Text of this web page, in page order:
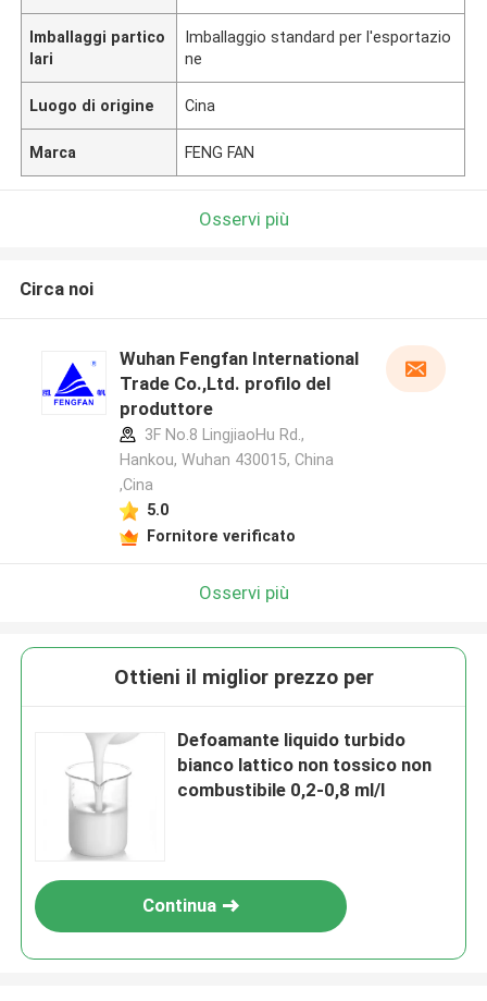
Imballaggi partico
lari
Imballaggio standard per l'esportazio
ne
Luogo di origine Cina
Marca FENG FAN
Osservi più
Circa noi
Wuhan Fengfan International
Trade Co.,Ltd. profilo del
produttore
3F No.8 LingjiaoHu Rd.,
Hankou, Wuhan 430015, China
,Cina
5.0
Fornitore verificato
Osservi più
Ottieni il miglior prezzo per
Defoamante liquido turbido
bianco lattico non tossico non
combustibile 0,2-0,8 ml/l
Continua